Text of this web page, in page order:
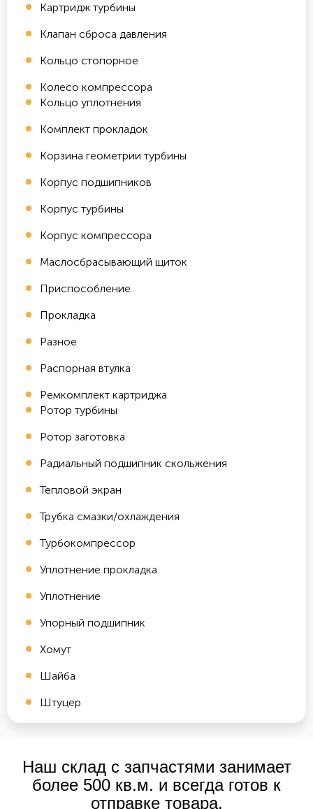
Картридж турбины
Клапан сброса давления
Кольцо стопорное
Колесо компрессора
Кольцо уплотнения
Комплект прокладок
Корзина геометрии турбины
Корпус подшипников
Корпус турбины
Корпус компрессора
Маслосбрасывающий щиток
Приспособление
Прокладка
Разное
Распорная втулка
Ремкомплект картриджа
Ротор турбины
Ротор заготовка
Радиальный подшипник скольжения
Тепловой экран
Трубка смазки/охлаждения
Турбокомпрессор
Уплотнение прокладка
Уплотнение
Упорный подшипник
Хомут
Шайба
Штуцер
Наш склад с запчастями занимает
более 500 кв.м. и всегда готов к
отправке товара.